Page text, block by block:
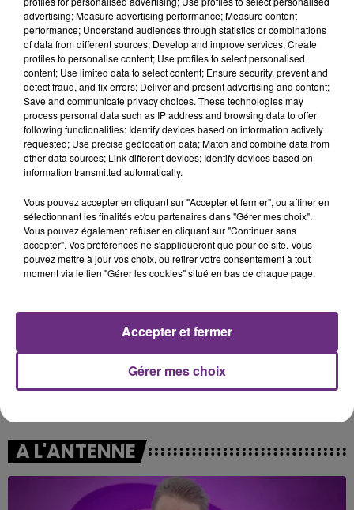
DJ GOJA & JASON DERULO &
MELODY
KALEO
12h22
12h22 12h20
12h20
A L'ANTENNE
advertising; Measure advertising performance; Measure content
performance; Understand audiences through statistics or combinations
of data from different sources; Develop and improve services; Create
profiles to personalise content; Use profiles to select personalised
content; Use limited data to select content; Ensure security, prevent and
detect fraud, and fix errors; Deliver and present advertising and content;
Save and communicate privacy choices. These technologies may
process personal data such as IP address and browsing data to offer
following functionalities: Identify devices based on information actively
requested; Use precise geolocation data; Match and combine data from
other data sources; Link different devices; Identify devices based on
information transmitted automatically.
Vous pouvez accepter en cliquant sur "Accepter et fermer", ou affiner en
sélectionnant les finalités et/ou partenaires dans "Gérer mes choix".
Vous pouvez également refuser en cliquant sur "Continuer sans
accepter". Vos préférences ne s'appliqueront que pour ce site. Vous
pouvez mettre à jour vos choix, ou retirer votre consentement à tout
moment via le lien "Gérer les cookies" situé en bas de chaque page.
Gérer mes choix
Accepter et fermer